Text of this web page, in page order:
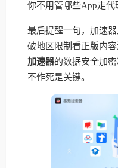
你不用管哪些App走代
最后提醒一句，加速
破地区限制看正版内
加速器的数据安全加
不作死是关键。